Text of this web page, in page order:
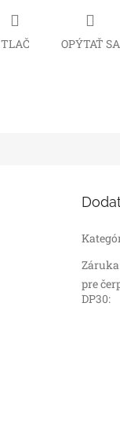
TLAČ OPÝTAŤ SA
Záruka
pre
DP30: